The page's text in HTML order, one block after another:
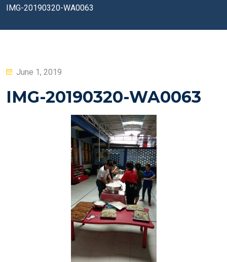
IMG-20190320-WA0063
Posted
June 1, 2019
IMG-20190320-WA0063